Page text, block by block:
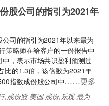
股公司的指引为2021年
公司的指引为2021年以来最为
策略师在给客户的一份报告中
，表示市场共识盈利预测过
比的1.3倍，该倍数为2021年
指数成份股公司中……更多
,成份股,美国,成份,乐观,最为